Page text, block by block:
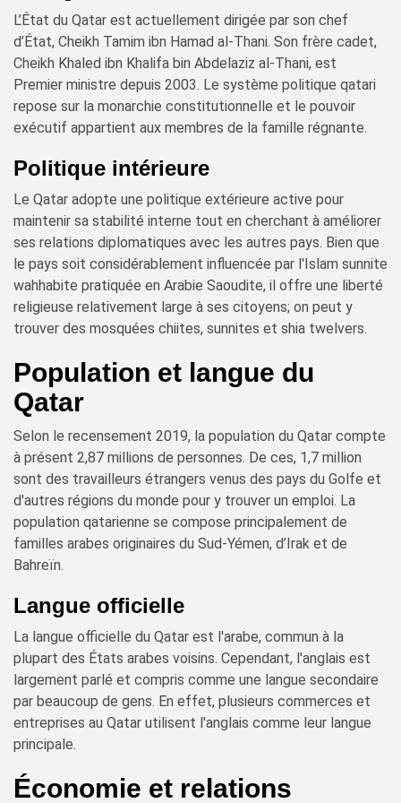
L’État du Qatar est actuellement dirigée par son chef
d’État, Cheikh Tamim ibn Hamad al-Thani. Son frère cadet,
Cheikh Khaled ibn Khalifa bin Abdelaziz al-Thani, est
Premier ministre depuis 2003. Le système politique qatari
repose sur la monarchie constitutionnelle et le pouvoir
exécutif appartient aux membres de la famille régnante.
Politique intérieure
Le Qatar adopte une politique extérieure active pour
maintenir sa stabilité interne tout en cherchant à améliorer
ses relations diplomatiques avec les autres pays. Bien que
le pays soit considérablement influencée par l'Islam sunnite
wahhabite pratiquée en Arabie Saoudite, il offre une liberté
religieuse relativement large à ses citoyens; on peut y
trouver des mosquées chiites, sunnites et shia twelvers.
Population et langue du
Qatar
Selon le recensement 2019, la population du Qatar compte
à présent 2,87 millions de personnes. De ces, 1,7 million
sont des travailleurs étrangers venus des pays du Golfe et
d'autres régions du monde pour y trouver un emploi. La
population qatarienne se compose principalement de
familles arabes originaires du Sud-Yémen, d’Irak et de
Bahreïn.
Langue officielle
La langue officielle du Qatar est l'arabe, commun à la
plupart des États arabes voisins. Cependant, l'anglais est
largement parlé et compris comme une langue secondaire
par beaucoup de gens. En effet, plusieurs commerces et
entreprises au Qatar utilisent l'anglais comme leur langue
principale.
Économie et relations